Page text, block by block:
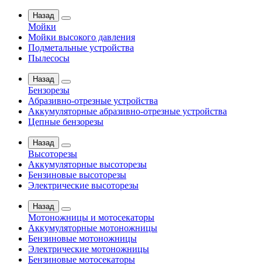
Назад
Мойки
Мойки высокого давления
Подметальные устройства
Пылесосы
Назад
Бензорезы
Абразивно-отрезные устройства
Аккумуляторные абразивно-отрезные устройства
Цепные бензорезы
Назад
Высоторезы
Аккумуляторные высоторезы
Бензиновые высоторезы
Электрические высоторезы
Назад
Мотоножницы и мотосекаторы
Аккумуляторные мотоножницы
Бензиновые мотоножницы
Электрические мотоножницы
Бензиновые мотосекаторы